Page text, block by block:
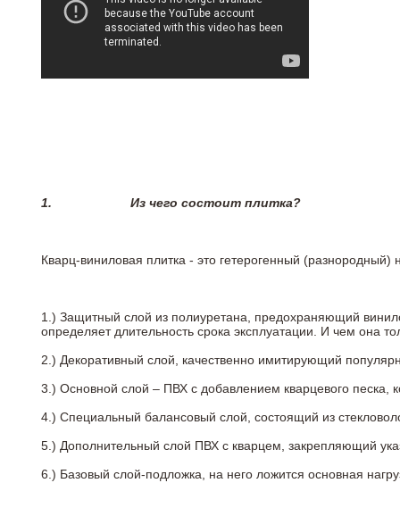
1. Из чего состоит плитка?
Кварц-виниловая плитка - это гетерогенный
1.) Защитный слой из полиуретана, предохраняющий
определяет длительность срока эксплуатации. И чем она
2.) Декоративный слой, качественно имитирующий
3.) Основной слой – ПВХ с добавлением кварцевого песка,
4.) Специальный балансовый слой, состоящий из
5.) Дополнительный слой ПВХ с кварцем, закрепляющий
6.) Базовый слой-подложка, на него ложится основная